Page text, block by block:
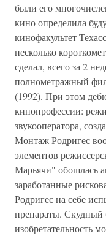
были его
кино определила
кинофакультет
несколько
сделал, всего за 2
полнометражный
(1992). При этом
кинопрофессии:
звукооператора,
Монтаж Родригес
элементов
Марьячи" обошлась
заработанные
Родригес на себе
препараты. Скудный
изобретательность